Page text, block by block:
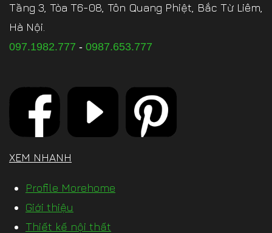
Tầng 3, Tòa T6-08, Tôn Quang Phiệt, Bắc Từ Liêm,
Hà Nội.
097.1982.777 - 0987.653.777
XEM NHANH
Profile Morehome
Giới thiệu
Thiết kế nội thất